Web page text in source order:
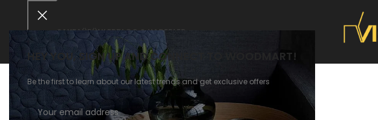
HEY YOU, SIGN UP AND CONNECT TO WOODMART!
Be the first to learn about our latest trends and get exclusive offers
ANASAYFA ÜRÜNLERBLOG & HABERLER